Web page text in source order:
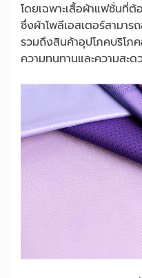
โดยเฉพาะเสื้อผ้าแฟชั่นที่
ซึ่งผ้าโพลีเอสเตอร์สามา
รวมถึงสินค้าอุปโภคบริโ
ความทนทานและความสะด